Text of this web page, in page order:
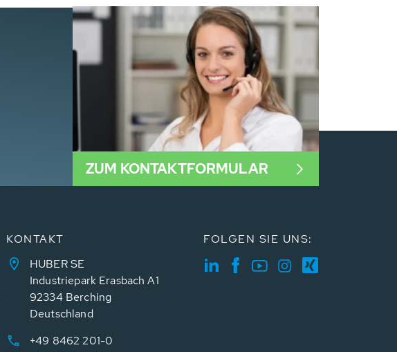
ZUM KONTAKTFORMULAR
KONTAKT
HUBER SE
Industriepark Erasbach A1
92334 Berching
Deutschland
+49 8462 201-0
FOLGEN SIE UNS: